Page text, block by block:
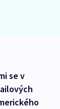
se v